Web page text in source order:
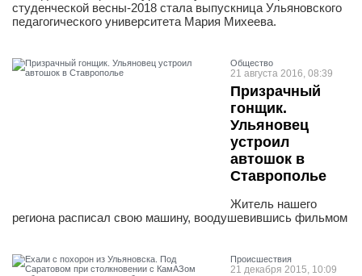
студенческой весны-2018 стала выпускница Ульяновского
педагогического университета Мария Михеева.
Общество
21 августа 2016, 08:39
Призрачный
гонщик.
Ульяновец
устроил
автошок в
Ставрополье
Житель нашего
региона расписал свою машину, воодушевившись фильмом
Проиcшествия
21 декабря 2015, 10:09